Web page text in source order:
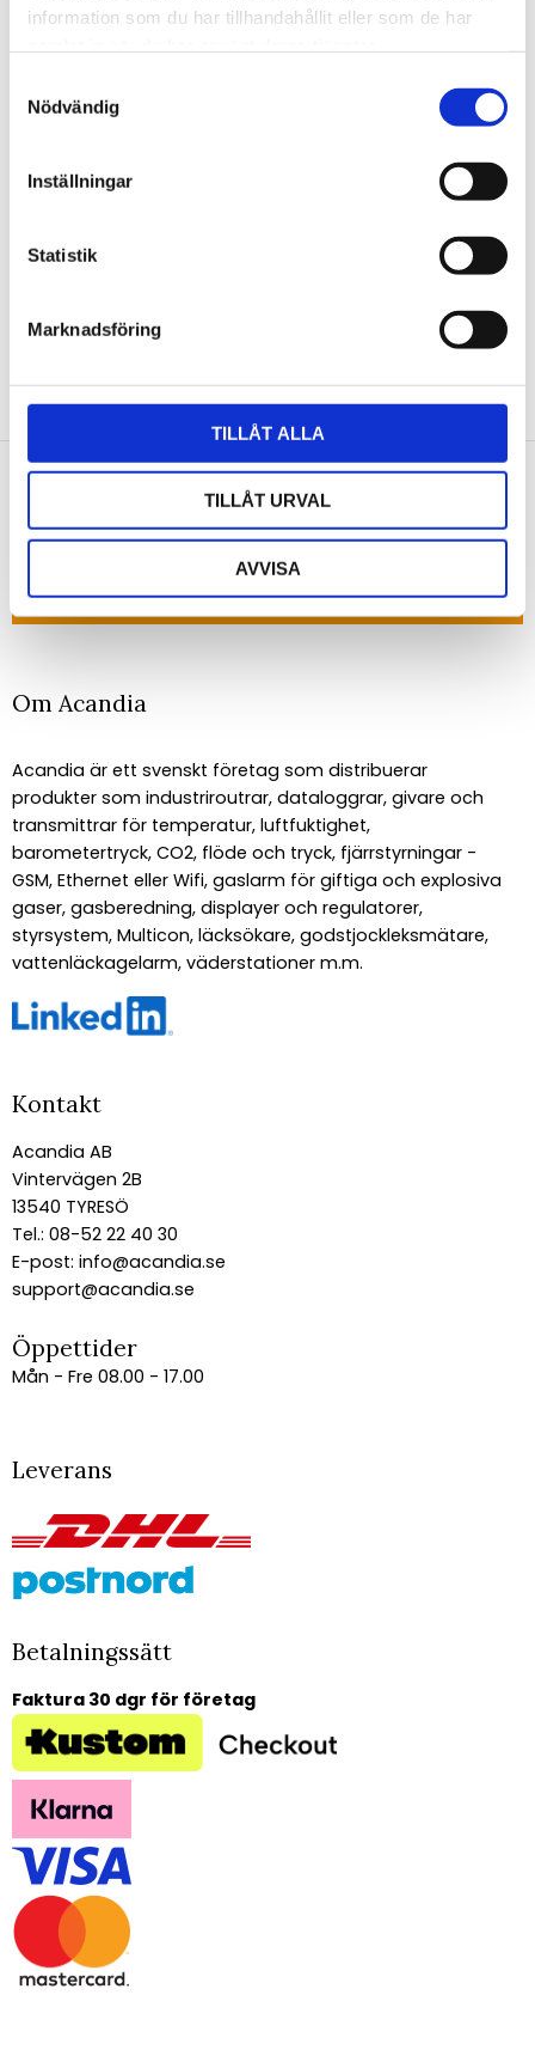
information som du har tillhandahållit eller som de har
Nödvändig
Inställningar
Statistik
Marknadsföring
TILLÅT ALLA
TILLÅT URVAL
AVVISA
Bli den första att lämna ett omdöme.
NYHETSBREV
Anmäl dig till vårt nyhetsbrev och ta del av de
PRENUMERERA
Om Acandia
Acandia är ett svenskt företag som distribuerar
produkter som industriroutrar, dataloggrar, givare och
transmittrar för temperatur, luftfuktighet,
barometertryck, CO2, flöde och tryck, fjärrstyrningar -
GSM, Ethernet eller Wifi, gaslarm för giftiga och explosiva
gaser, gasberedning, displayer och regulatorer,
styrsystem, Multicon, läcksökare, godstjockleksmätare,
vattenläckagelarm, väderstationer m.m.
Kontakt
Acandia AB
Vintervägen 2B
13540 TYRESÖ
Tel.: 08-52 22 40 30
E-post: info@acandia.se
support@acandia.se
Öppettider
Mån - Fre 08.00 - 17.00
Leverans
Betalningssätt
Faktura 30 dgr för företag